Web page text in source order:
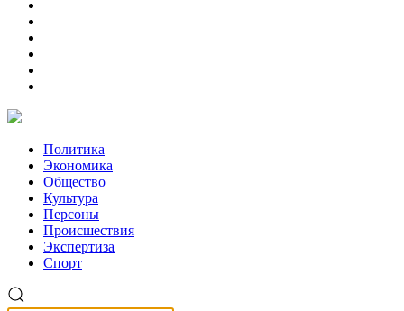
Политика
Экономика
Общество
Культура
Персоны
Происшествия
Экспертиза
Спорт